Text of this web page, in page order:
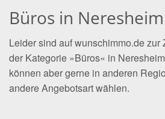
Büros in Neresheim
Leider sind auf wunschimmo.de zur
der Kategorie »Büros« in
können aber gerne in anderen
andere Angebotsart wählen.